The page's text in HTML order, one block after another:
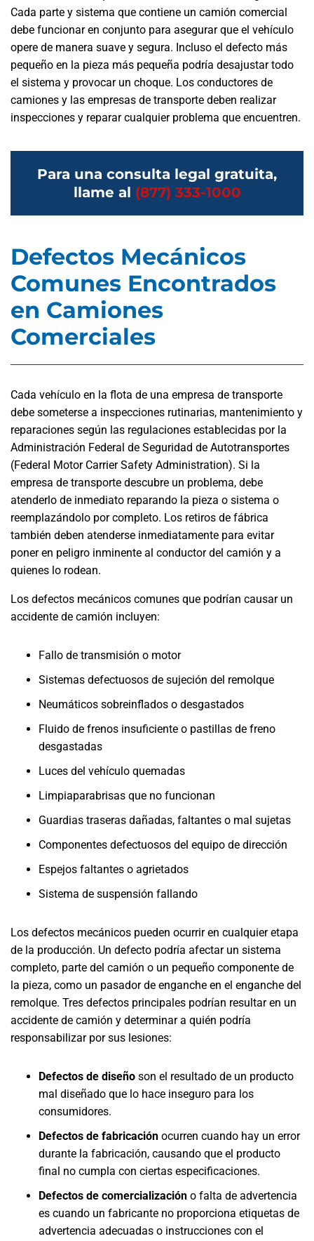
Cada parte y sistema que contiene un camión comercial
debe funcionar en conjunto para asegurar que el vehículo
opere de manera suave y segura. Incluso el defecto más
pequeño en la pieza más pequeña podría desajustar todo
el sistema y provocar un choque. Los conductores de
camiones y las empresas de transporte deben realizar
inspecciones y reparar cualquier problema que encuentren.
Para una consulta legal gratuita,
llame al (877) 333-1000
Defectos Mecánicos
Comunes Encontrados
en Camiones
Comerciales
Cada vehículo en la flota de una empresa de transporte
debe someterse a inspecciones rutinarias, mantenimiento y
reparaciones según las regulaciones establecidas por la
Administración Federal de Seguridad de Autotransportes
(Federal Motor Carrier Safety Administration). Si la
empresa de transporte descubre un problema, debe
atenderlo de inmediato reparando la pieza o sistema o
reemplazándolo por completo. Los retiros de fábrica
también deben atenderse inmediatamente para evitar
poner en peligro inminente al conductor del camión y a
quienes lo rodean.
Los defectos mecánicos comunes que podrían causar un
accidente de camión incluyen:
Fallo de transmisión o motor
Sistemas defectuosos de sujeción del remolque
Neumáticos sobreinflados o desgastados
Fluido de frenos insuficiente o pastillas de freno
desgastadas
Luces del vehículo quemadas
Limpiaparabrisas que no funcionan
Guardias traseras dañadas, faltantes o mal sujetas
Componentes defectuosos del equipo de dirección
Espejos faltantes o agrietados
Sistema de suspensión fallando
Los defectos mecánicos pueden ocurrir en cualquier etapa
de la producción. Un defecto podría afectar un sistema
completo, parte del camión o un pequeño componente de
la pieza, como un pasador de enganche en el enganche del
remolque. Tres defectos principales podrían resultar en un
accidente de camión y determinar a quién podría
responsabilizar por sus lesiones:
Defectos de diseño son el resultado de un producto
mal diseñado que lo hace inseguro para los
consumidores.
Defectos de fabricación ocurren cuando hay un error
durante la fabricación, causando que el producto
final no cumpla con ciertas especificaciones.
Defectos de comercialización o falta de advertencia
es cuando un fabricante no proporciona etiquetas de
advertencia adecuadas o instrucciones con el